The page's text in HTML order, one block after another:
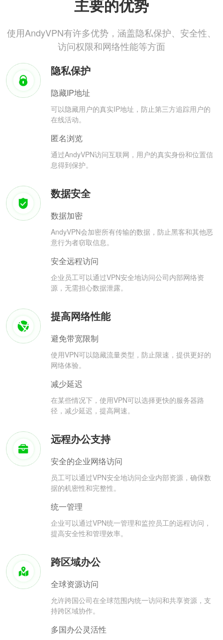
主要的优势
使用AndyVPN有许多优势，涵盖隐私保护、安全性、
访问权限和网络性能等方面
隐私保护
隐藏IP地址
可以隐藏用户的真实IP地址，防止第三方追踪用户的
在线活动。
匿名浏览
通过AndyVPN访问互联网，用户的真实身份和位置信
息得到保护。
数据安全
数据加密
AndyVPN会加密所有传输的数据，防止黑客和其他恶
意行为者窃取信息。
安全远程访问
企业员工可以通过VPN安全地访问公司内部网络资
源，无需担心数据泄露。
提高网络性能
避免带宽限制
使用VPN可以隐藏流量类型，防止限速，提供更好的
网络体验。
减少延迟
在某些情况下，使用VPN可以选择更快的服务器路
径，减少延迟，提高网速。
远程办公支持
安全的企业网络访问
员工可以通过VPN安全地访问企业内部资源，确保数
据的机密性和完整性。
统一管理
企业可以通过VPN统一管理和监控员工的远程访问，
提高安全性和管理效率。
跨区域办公
全球资源访问
允许跨国公司在全球范围内统一访问和共享资源，支
持跨区域协作。
多国办公灵活性